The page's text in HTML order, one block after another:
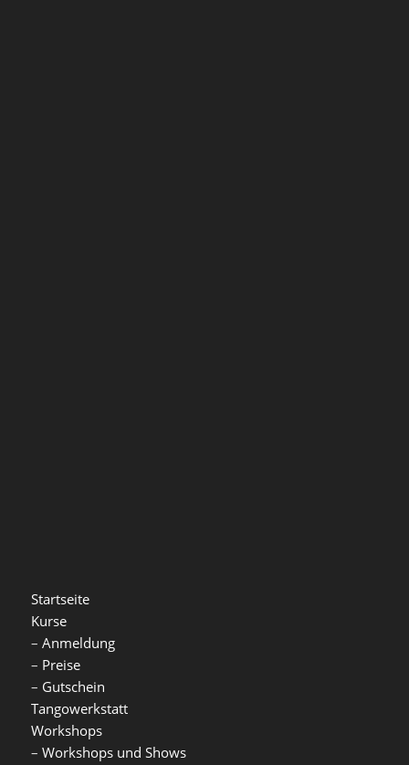
Startseite
Kurse
– Anmeldung
– Preise
– Gutschein
Tangowerkstatt
Workshops
– Workshops und Shows